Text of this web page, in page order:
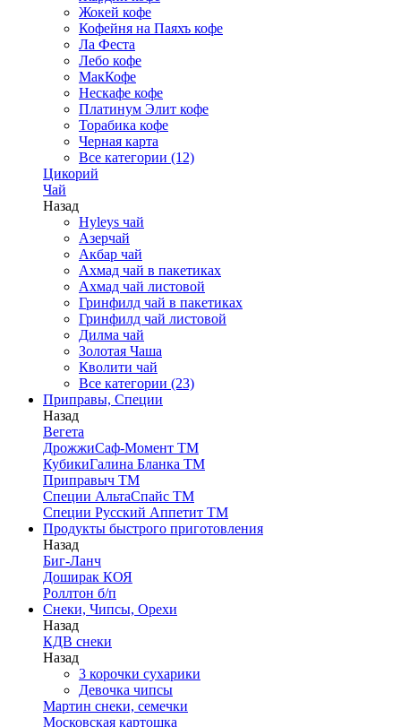
Жокей кофе
Кофейня на Паяхъ кофе
Ла Феста
Лебо кофе
МакКофе
Нескафе кофе
Платинум Элит кофе
Торабика кофе
Черная карта
Все категории (12)
Цикорий
Чай
Назад
Hyleys чай
Азерчай
Акбар чай
Ахмад чай в пакетиках
Ахмад чай листовой
Гринфилд чай в пакетиках
Гринфилд чай листовой
Дилма чай
Золотая Чаша
Кволити чай
Все категории (23)
Приправы, Специи
Назад
Вегета
ДрожжиСаф-Момент ТМ
КубикиГалина Бланка ТМ
Приправыч ТМ
Специи АльтаСпайс ТМ
Специи Русский Аппетит ТМ
Продукты быстрого приготовления
Назад
Биг-Ланч
Доширак КОЯ
Роллтон б/п
Снеки, Чипсы, Орехи
Назад
КДВ снеки
Назад
3 корочки сухарики
Девочка чипсы
Мартин снеки, семечки
Московская картошка